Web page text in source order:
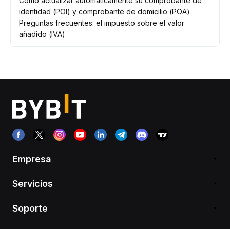
identidad (POI) y comprobante de domicilio (POA)
Preguntas frecuentes: el impuesto sobre el valor
añadido (IVA)
Empresa
Servicios
Soporte